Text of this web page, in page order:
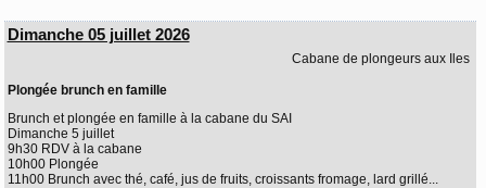
Dimanche 05 juillet 2026
Cabane de plongeurs aux Iles
Plongée brunch en famille
Brunch et plongée en famille à la cabane du SAI
Dimanche 5 juillet
9h30 RDV à la cabane
10h00 Plongée
11h00 Brunch avec thé, café, jus de fruits, croissants fromage, lard grillé...